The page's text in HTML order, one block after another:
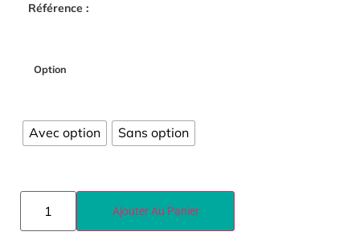
Référence :
Option
Avec option Sans option
Ajouter Au Panier